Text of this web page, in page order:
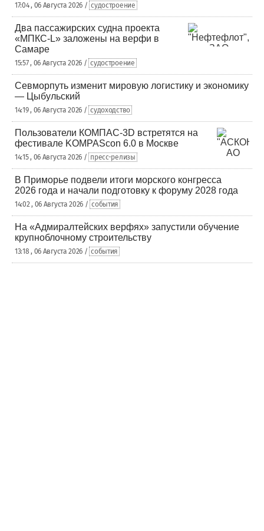
17:04 , 06 Августа 2026 / судостроение
Два пассажирских судна проекта
«МПКС-L» заложены на верфи в
Самаре
15:57 , 06 Августа 2026 / судостроение
Севморпуть изменит мировую логистику и экономику
— Цыбульский
14:19 , 06 Августа 2026 / судоходство
Пользователи КОМПАС-3D встретятся на
фестивале KOMPAScon 6.0 в Москве
14:15 , 06 Августа 2026 / пресс-релизы
В Приморье подвели итоги морского конгресса
2026 года и начали подготовку к форуму 2028 года
14:02 , 06 Августа 2026 / события
На «Адмиралтейских верфях» запустили обучение
крупноблочному строительству
13:18 , 06 Августа 2026 / события